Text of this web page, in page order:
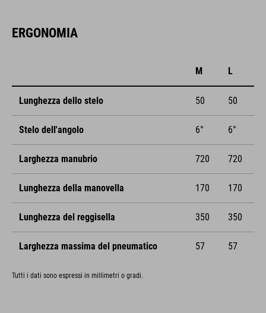
ERGONOMIA
M L
Lunghezza dello stelo 50 50
Stelo dell'angolo 6° 6°
Larghezza manubrio 720 720
Lunghezza della manovella 170 170
Lunghezza del reggisella 350 350
Larghezza massima del pneumatico 57 57
Tutti i dati sono espressi in millimetri o gradi.